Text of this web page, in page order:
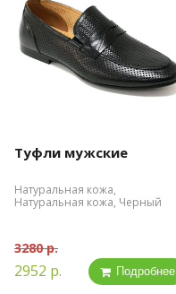
Туфли мужские
Натуральная кожа,
Натуральная кожа, Черный
3280 р.
2952 р. Подробнее